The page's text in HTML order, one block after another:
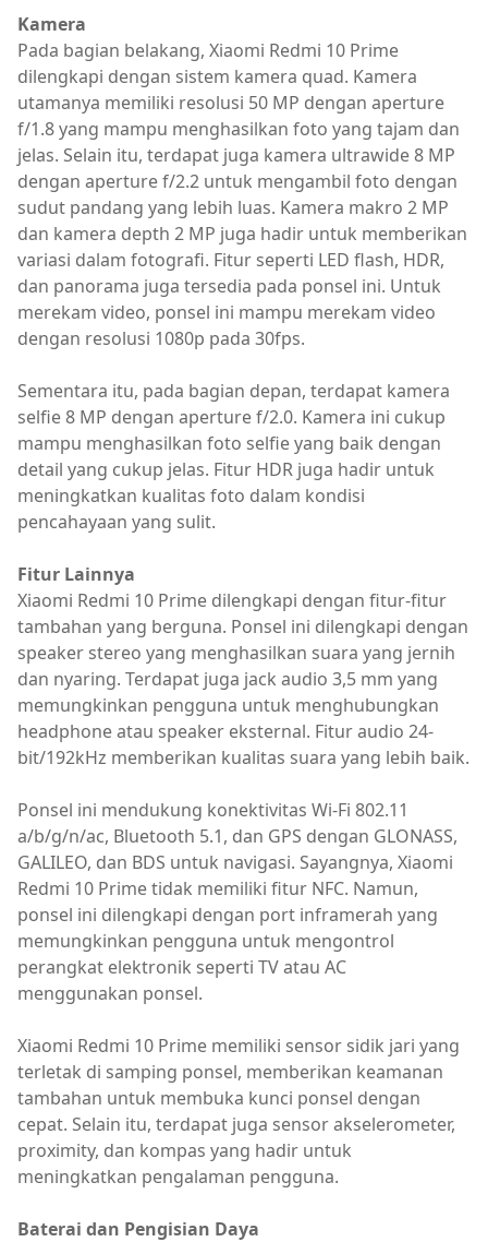
Kamera
Pada bagian belakang, Xiaomi Redmi 10 Prime
dilengkapi dengan sistem kamera quad. Kamera
utamanya memiliki resolusi 50 MP dengan aperture
f/1.8 yang mampu menghasilkan foto yang tajam dan
jelas. Selain itu, terdapat juga kamera ultrawide 8 MP
dengan aperture f/2.2 untuk mengambil foto dengan
sudut pandang yang lebih luas. Kamera makro 2 MP
dan kamera depth 2 MP juga hadir untuk memberikan
variasi dalam fotografi. Fitur seperti LED flash, HDR,
dan panorama juga tersedia pada ponsel ini. Untuk
merekam video, ponsel ini mampu merekam video
dengan resolusi 1080p pada 30fps.
Sementara itu, pada bagian depan, terdapat kamera
selfie 8 MP dengan aperture f/2.0. Kamera ini cukup
mampu menghasilkan foto selfie yang baik dengan
detail yang cukup jelas. Fitur HDR juga hadir untuk
meningkatkan kualitas foto dalam kondisi
pencahayaan yang sulit.
Fitur Lainnya
Xiaomi Redmi 10 Prime dilengkapi dengan fitur-fitur
tambahan yang berguna. Ponsel ini dilengkapi dengan
speaker stereo yang menghasilkan suara yang jernih
dan nyaring. Terdapat juga jack audio 3,5 mm yang
memungkinkan pengguna untuk menghubungkan
headphone atau speaker eksternal. Fitur audio 24-
bit/192kHz memberikan kualitas suara yang lebih baik.
Ponsel ini mendukung konektivitas Wi-Fi 802.11
a/b/g/n/ac, Bluetooth 5.1, dan GPS dengan GLONASS,
GALILEO, dan BDS untuk navigasi. Sayangnya, Xiaomi
Redmi 10 Prime tidak memiliki fitur NFC. Namun,
ponsel ini dilengkapi dengan port inframerah yang
memungkinkan pengguna untuk mengontrol
perangkat elektronik seperti TV atau AC
menggunakan ponsel.
Xiaomi Redmi 10 Prime memiliki sensor sidik jari yang
terletak di samping ponsel, memberikan keamanan
tambahan untuk membuka kunci ponsel dengan
cepat. Selain itu, terdapat juga sensor akselerometer,
proximity, dan kompas yang hadir untuk
meningkatkan pengalaman pengguna.
Baterai dan Pengisian Daya